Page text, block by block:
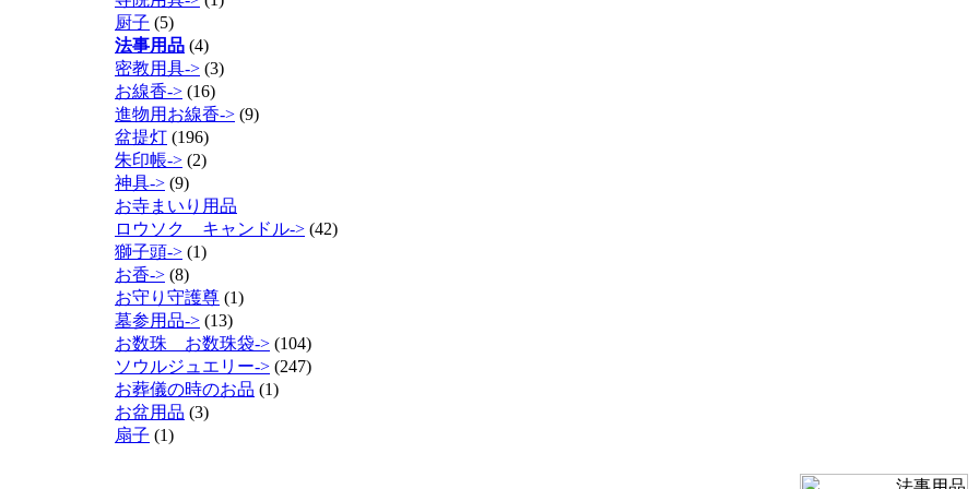
厨子 (5)
法事用品 (4)
密教用具-> (3)
お線香-> (16)
進物用お線香-> (9)
盆提灯 (196)
朱印帳-> (2)
神具-> (9)
お寺まいり用品
ロウソク キャンドル-> (42)
獅子頭-> (1)
お香-> (8)
お守り守護尊 (1)
墓参用品-> (13)
お数珠 お数珠袋-> (104)
ソウルジュエリー-> (247)
お葬儀の時のお品 (1)
お盆用品 (3)
扇子 (1)